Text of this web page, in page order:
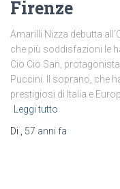
Firenze
Amarilli Nizza debutta
che più soddisfazioni le
Cio Cio San,
Puccini. Il soprano, che
prestigiosi di Italia e
Leggi tutto
Di , 57 anni fa